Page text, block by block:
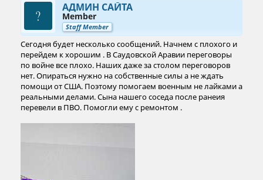
АДМИН САЙТА
Member
Staff Member
Сегодня будет несколько сообщений. Начнем с плохого и
перейдем к хорошим . В Саудовской Аравии переговоры
по войне все плохо. Наших даже за столом переговоров
нет. Опираться нужно на собственные силы а не ждать
помощи от США. Поэтому помогаем военным не лайками а
реальными делами. Сына нашего соседа после ранеия
перевели в ПВО. Помогли ему с ремонтом .